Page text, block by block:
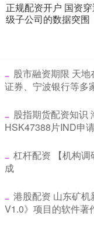
正规配资开户 国资
级子公司的数据突围
股市融资期限 天
证券、宁波银行等多
股指期货配资知识
HSK47388片IND申
杠杆配资 【机构
成
港股配资 山东矿
V1.0》项目的软件著